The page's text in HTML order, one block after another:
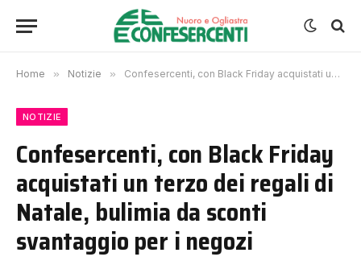
Home » Notizie » Confesercenti, con Black Friday acquistati un terzo dei regali di Natale, bulimia da sconti svantaggio per i negozi
NOTIZIE
Confesercenti, con Black Friday
acquistati un terzo dei regali di
Natale, bulimia da sconti
svantaggio per i negozi